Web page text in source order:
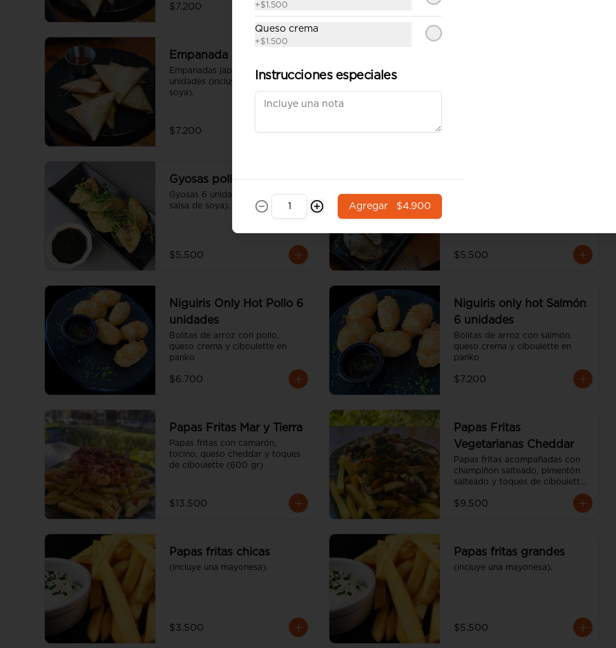
$7.200
Empanada pollo queso
Empanadas japonesas 6
unidades (incluye una salsa de
soya).
$7.200
Gyosas pollo
Gyosas 6 unidades (incluye una
salsa de soya).
$5.500
Gyosas verduras
$5.500
Niguiris Only Hot Pollo 6
unidades
Bolitas de arroz con pollo,
queso crema y ciboulette en
panko
$6.700
Niguiris only hot Salmón
6 unidades
Bolitas de arroz con salmón,
queso crema y ciboulette en
panko
$7.200
Papas Fritas Mar y Tierra
Papas fritas con camarón,
tocino, queso cheddar y toques
de ciboulette (600 gr)
$13.500
Papas Fritas
Vegetarianas Cheddar
Papas fritas acompañadas con
champiñón salteado, pimentón
salteado y toques de ciboulette
$9.500
Papas fritas chicas
(incluye una mayonesa).
$3.500
Papas fritas grandes
(incluye una mayonesa).
$5.500
+$1.500
Queso crema
+$1.500
Instrucciones especiales
Agregar $4.900